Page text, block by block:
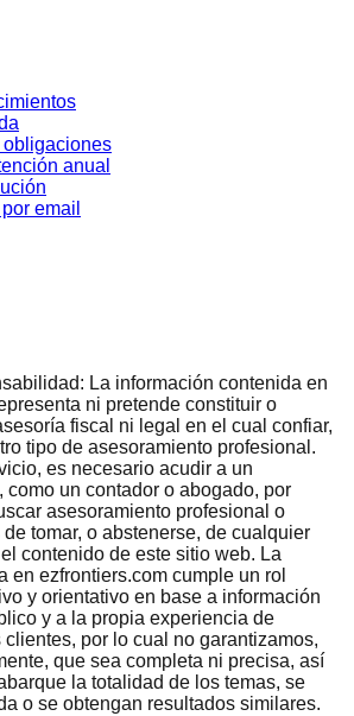
anual
email
La información contenida en
ni pretende constituir o
fiscal ni legal en el cual confiar,
tipo de asesoramiento profesional.
es necesario acudir a un
como un contador o abogado, por
asesoramiento profesional o
tomar, o abstenerse, de cualquier
contenido de este sitio web. La
en ezfrontiers.com cumple un rol
y orientativo en base a información
y a la propia experiencia de
por lo cual no garantizamos,
que sea completa ni precisa, así
la totalidad de los temas, se
o se obtengan resultados similares.